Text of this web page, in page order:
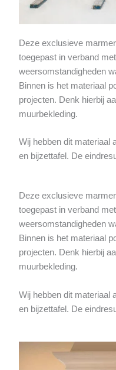
Deze exclusieve
toegepast in verband
weersomstandigheden
Binnen is het materiaal
projecten. Denk hierbij
muurbekleding.
Wij hebben dit materiaal
en bijzettafel. De
Deze exclusieve
toegepast in verband
weersomstandigheden
Binnen is het materiaal
projecten. Denk hierbij
muurbekleding.
Wij hebben dit materiaal
en bijzettafel. De